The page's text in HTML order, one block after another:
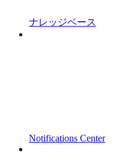
ナレッジベース
Notifications Center